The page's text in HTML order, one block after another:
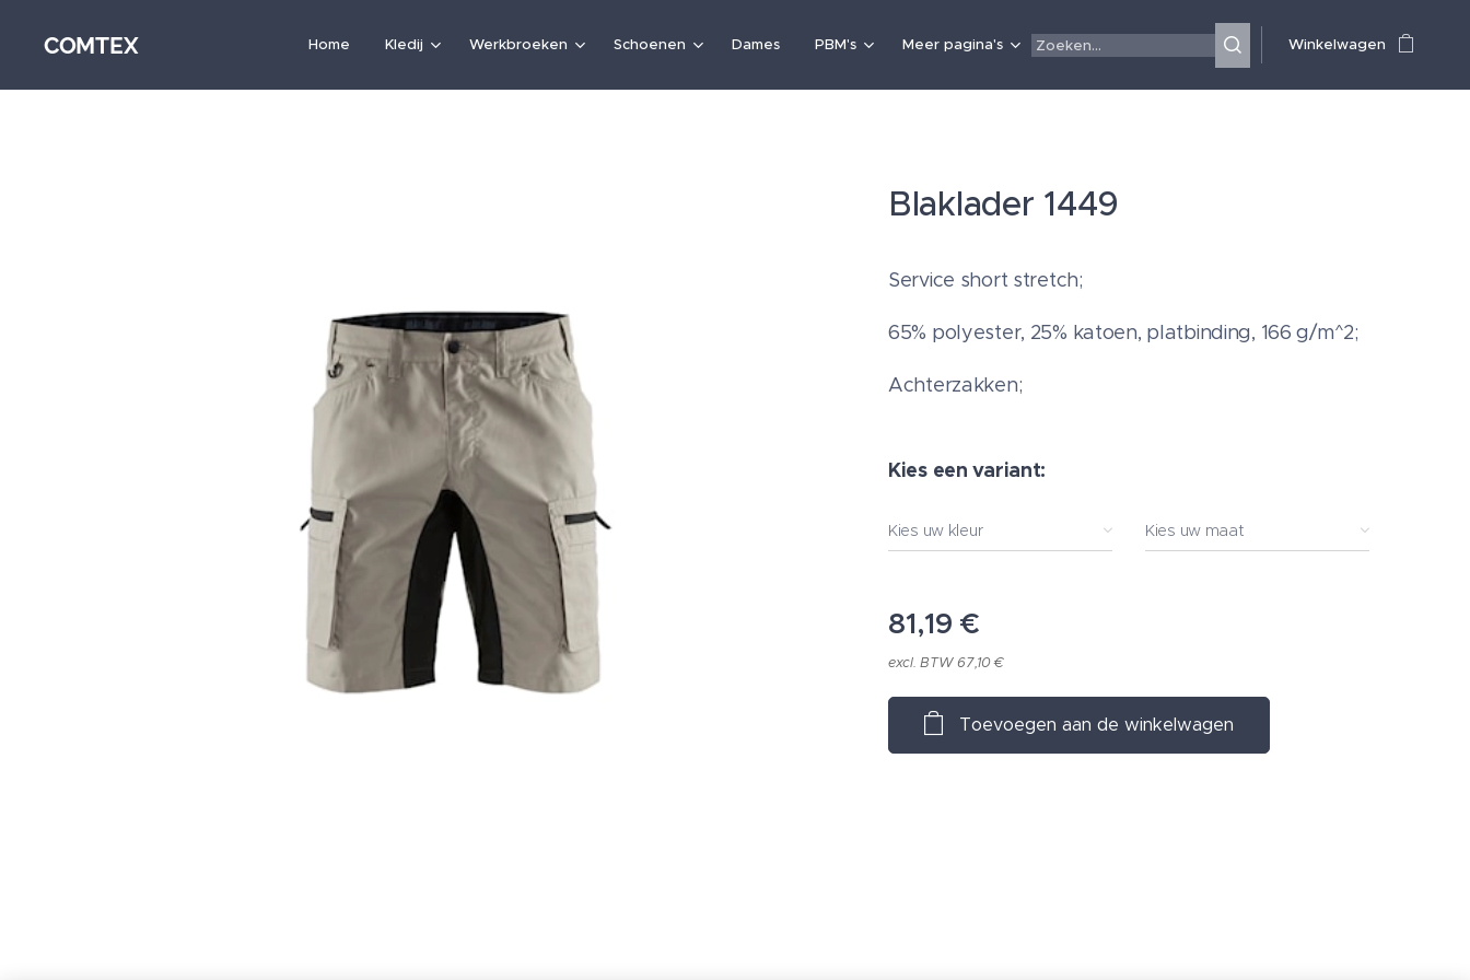
COMTEX Home Kledij Werkbroeken Schoenen Dames PBM's Meer pagina's Winkelwagen
Blaklader 1449
Service short stretch;
65% polyester, 25% katoen, platbinding, 166 g/m^2;
Achterzakken;
Kies een variant:
Kies uw kleur Kies uw maat
81,19 €
excl. BTW 67,10 €
Toevoegen aan de winkelwagen